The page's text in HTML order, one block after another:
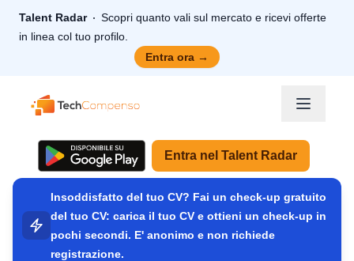
Talent Radar
Scopri quanto vali sul mercato e ricevi offerte
in linea col tuo profilo.
Entra ora →
TechCompenso
Entra nel Talent Radar
Insoddisfatto del tuo CV? Fai un check-up gratuito
del tuo CV: carica il tuo CV e ottieni un check-up in
pochi secondi. E' anonimo e non richiede
registrazione.